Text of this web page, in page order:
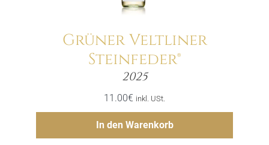
Grüner Veltliner
Steinfeder®
2025
11.00€ inkl. USt.
In den Warenkorb
Menge
Hinzufügen